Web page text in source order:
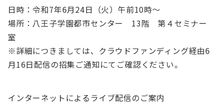
日時：令和7年6月24日（火）午前10時～
場所：八王子学園都市センター 13階 第４セミナー
室
※詳細につきましては、クラウドファンディング経由6
月16日配信の招集ご通知にてご確認ください。
インターネットによるライブ配信のご案内